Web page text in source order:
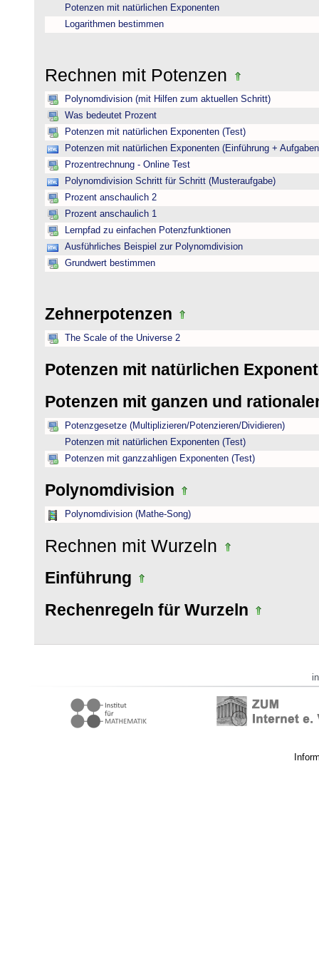
Potenzen mit natürlichen Exponenten
Logarithmen bestimmen
Rechnen mit Potenzen
Polynomdivision (mit Hilfen zum aktuellen Schritt)
Was bedeutet Prozent
Potenzen mit natürlichen Exponenten (Test)
Potenzen mit natürlichen Exponenten (Einführung +
Prozentrechnung - Online Test
Polynomdivision Schritt für Schritt (Musteraufgabe)
Prozent anschaulich 2
Prozent anschaulich 1
Lernpfad zu einfachen Potenzfunktionen
Ausführliches Beispiel zur Polynomdivision
Grundwert bestimmen
Zehnerpotenzen
The Scale of the Universe 2
Potenzen mit natürlichen
Potenzen mit ganzen und
Potenzgesetze (Multiplizieren/Potenzieren/Dividieren)
Potenzen mit natürlichen Exponenten (Test)
Potenzen mit ganzzahligen Exponenten (Test)
Polynomdivision
Polynomdivision (Mathe-Song)
Rechnen mit Wurzeln
Einführung
Rechenregeln für Wurzeln